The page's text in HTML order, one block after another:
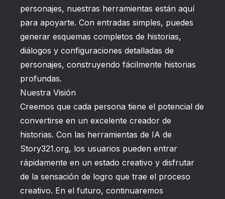
personajes, nuestras herramientas están aquí
para apoyarte. Con entradas simples, puedes
generar esquemas completos de historias,
diálogos y configuraciones detalladas de
personajes, construyendo fácilmente historias
profundas.
Nuestra Visión
Creemos que cada persona tiene el potencial de
convertirse en un excelente creador de
historias. Con las herramientas de IA de
Story321.org, los usuarios pueden entrar
rápidamente en un estado creativo y disfrutar
de la sensación de logro que trae el proceso
creativo. En el futuro, continuaremos